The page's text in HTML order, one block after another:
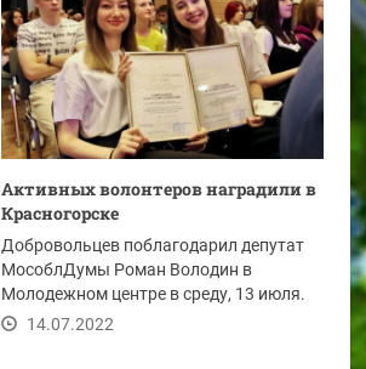
Активных волонтеров наградили в
Красногорске
Добровольцев поблагодарил депутат
МособлДумы Роман Володин в
Молодежном центре в среду, 13 июля.
14.07.2022